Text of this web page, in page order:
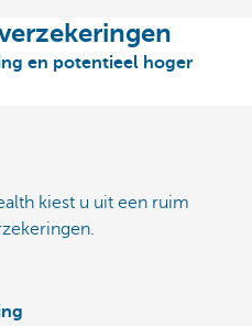
en potentieel hoger
kiest u uit een ruim